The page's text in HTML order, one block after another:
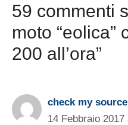
59 commenti
moto “eolica”
200 all’ora”
check my source
14 Febbraio